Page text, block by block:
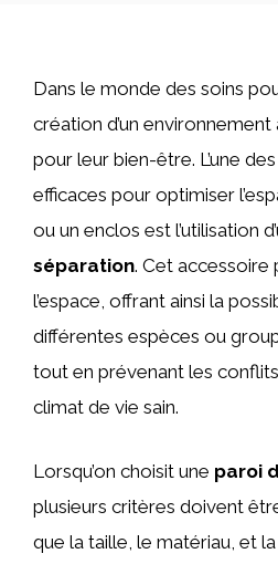
Dans le monde des soins
création d’un
pour leur bien-être. L’une
efficaces pour optimiser
ou un enclos est l’utilisation
séparation. Cet accessoire
l’espace, offrant ainsi la
différentes espèces ou
tout en prévenant les
climat de vie sain.
Lorsqu’on choisit une paroi
plusieurs critères doivent
que la taille, le matériau, et la